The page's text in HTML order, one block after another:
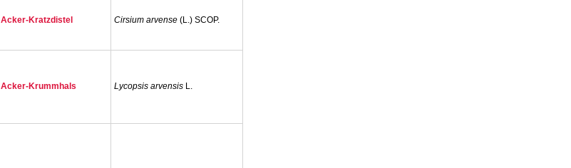
Acker-Kratzdistel Cirsium arvense(L.) SCOP.
Acker-Krummhals Lycopsis arvensisL.